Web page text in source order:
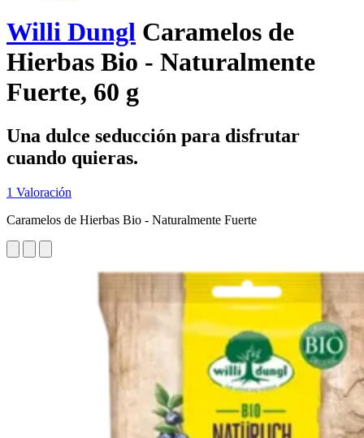
Willi Dungl Caramelos de
Hierbas Bio - Naturalmente
Fuerte, 60 g
Una dulce seducción para disfrutar
cuando quieras.
1 Valoración
Caramelos de Hierbas Bio - Naturalmente Fuerte